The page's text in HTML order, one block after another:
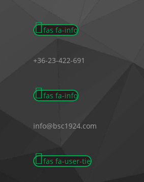
fas fa-info
+36-23-422-691
fas fa-info
info@bsc1924.com
fas fa-user-tie